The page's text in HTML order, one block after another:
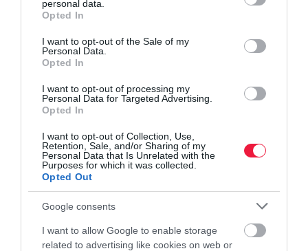
grant or deny consent to Google and its third-party tags to
use your data for below specified purposes in below Google
consent section.
personal data.
Opted In
I want to opt-out of the Sale of my
Personal Data.
Opted In
I want to opt-out of processing my
Personal Data for Targeted Advertising.
Opted In
I want to opt-out of Collection, Use,
Retention, Sale, and/or Sharing of my
Personal Data that Is Unrelated with the
Purposes for which it was collected.
Opted Out
Google consents
I want to allow Google to enable storage
related to advertising like cookies on web or